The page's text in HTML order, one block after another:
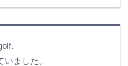
ました。